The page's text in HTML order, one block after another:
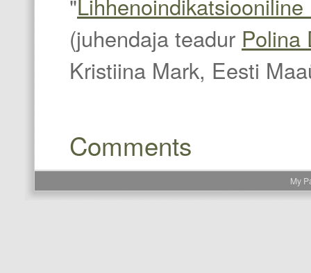
(juhendaja teadur Polina
Kristiina Mark, Eesti
Comments
My